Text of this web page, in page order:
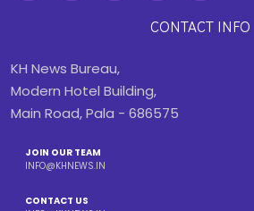
CONTACT INFO
KH News Bureau,
Modern Hotel Building,
Main Road, Pala - 686575
JOIN OUR TEAM
INFO@KHNEWS.IN
CONTACT US